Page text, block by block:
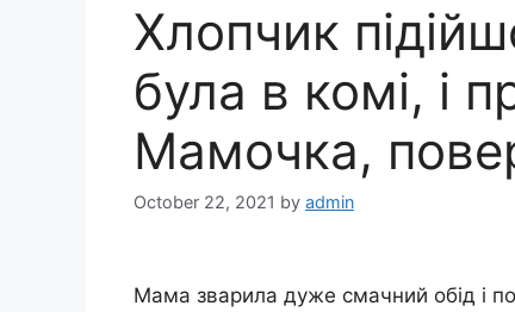
Хлопчик
була в комі, і
Мамочка,
October 22, 2021 by admin
Мама зварила дуже смачний обід і